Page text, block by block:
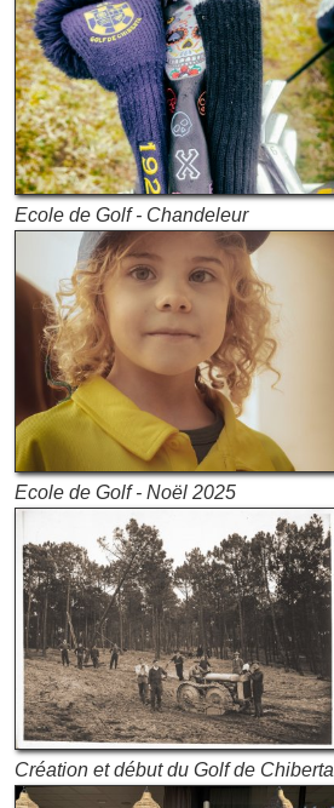
Ecole de Golf - Chandeleur
Ecole de Golf - Noël 2025
Création et début du Golf de Chiberta